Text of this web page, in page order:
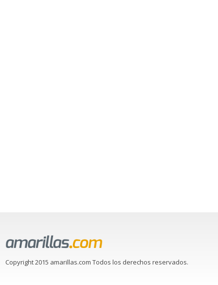
Copyright 2015 amarillas.com Todos los derechos reservados.